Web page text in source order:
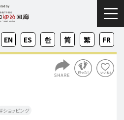
ZH-
CN
ZH-
TW
EN FR
KO
ES
ショッピング